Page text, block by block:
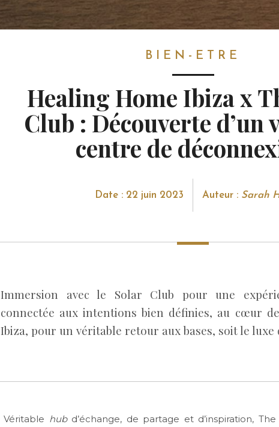
BIEN-ETRE
Healing Home Ibiza x
Club : Découverte d’un
centre de
Date : 22 juin 2023 Auteur : Sarah
Immersion avec le Solar Club pour une
connectée aux intentions bien définies, au cœur
Ibiza, pour un véritable retour aux bases, soit le luxe
Véritable hubd’échange, de partage et d’inspiration,